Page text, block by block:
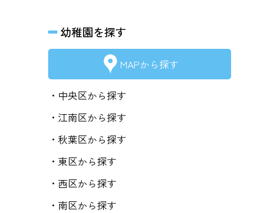
幼稚園を探す
MAPから探す
・中央区から探す
・江南区から探す
・秋葉区から探す
・東区から探す
・西区から探す
・南区から探す